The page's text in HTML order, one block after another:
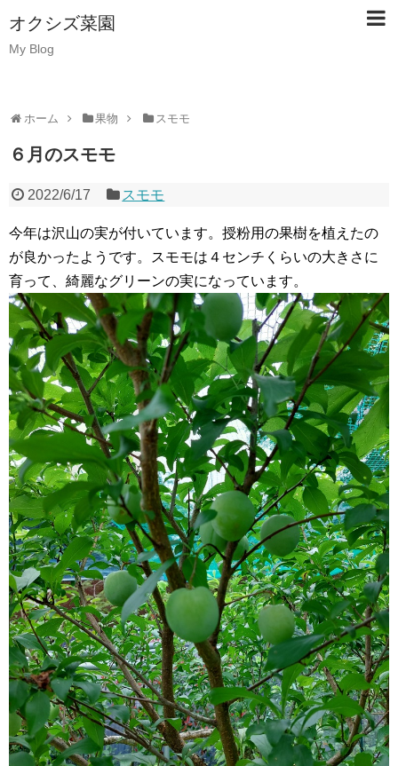
オクシズ菜園
My Blog
ホーム 果物 スモモ
６月のスモモ
2022/6/17 スモモ
今年は沢山の実が付いています。授粉用の果樹を植えたの
が良かったようです。スモモは４センチくらいの大きさに
育って、綺麗なグリーンの実になっています。